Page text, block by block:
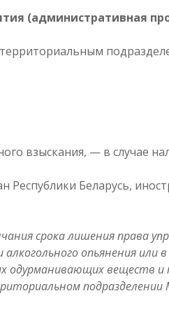
(административная
взыскания, — в случае
Беларусь,
срока лишения
опьянения
одурманивающих веществ